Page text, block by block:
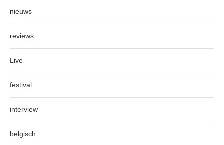
nieuws
reviews
Live
festival
interview
belgisch